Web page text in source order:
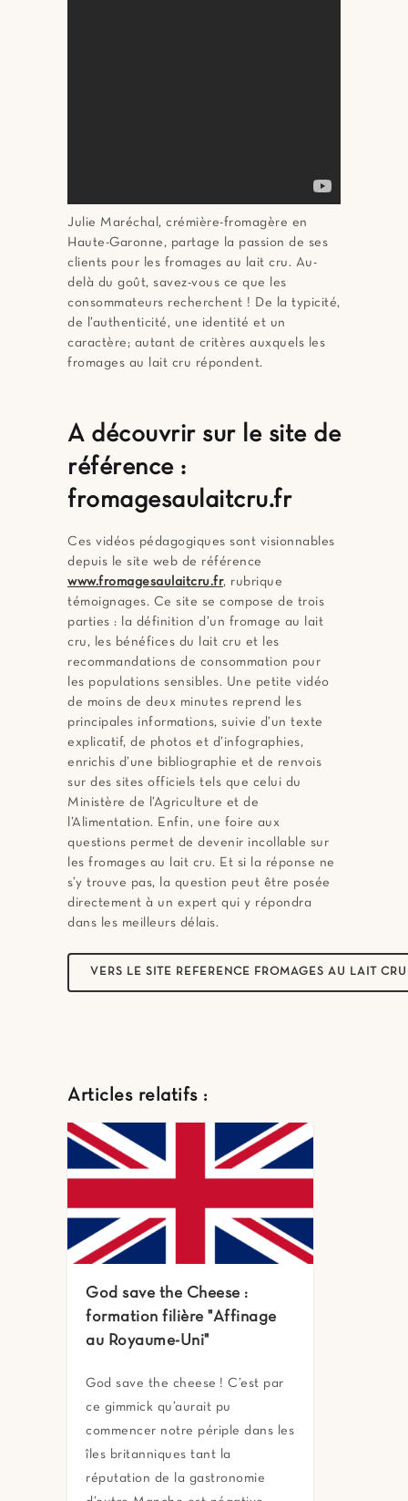
Julie Maréchal, crémière-fromagère en
Haute-Garonne, partage la passion de ses
clients pour les fromages au lait cru. Au-
delà du goût, savez-vous ce que les
consommateurs recherchent ! De la typicité,
de l’authenticité, une identité et un
caractère; autant de critères auxquels les
fromages au lait cru répondent.
A découvrir sur le site de
référence :
fromagesaulaitcru.fr
Ces vidéos pédagogiques sont visionnables
depuis le site web de référence
www.fromagesaulaitcru.fr, rubrique
témoignages. Ce site se compose de trois
parties : la définition d’un fromage au lait
cru, les bénéfices du lait cru et les
recommandations de consommation pour
les populations sensibles. Une petite vidéo
de moins de deux minutes reprend les
principales informations, suivie d’un texte
explicatif, de photos et d’infographies,
enrichis d’une bibliographie et de renvois
sur des sites officiels tels que celui du
Ministère de l’Agriculture et de
l’Alimentation. Enfin, une foire aux
questions permet de devenir incollable sur
les fromages au lait cru. Et si la réponse ne
s’y trouve pas, la question peut être posée
directement à un expert qui y répondra
dans les meilleurs délais.
VERS LE SITE REFERENCE FROMAGES AU LAIT CRU
Articles relatifs :
God save the Cheese :
formation filière "Affinage
au Royaume-Uni"
God save the cheese ! C’est par
ce gimmick qu’aurait pu
commencer notre périple dans les
îles britanniques tant la
réputation de la gastronomie